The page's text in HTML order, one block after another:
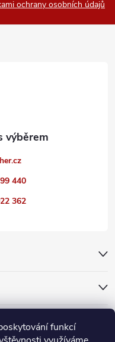
funkcí
ochrany osobních údajů
440
362